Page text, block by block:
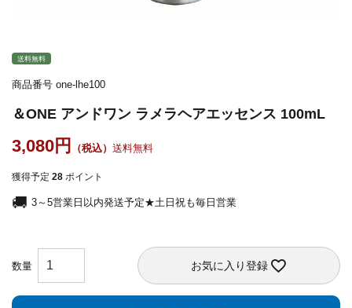
送料無料
商品番号 one-lhe100
＆ONE アンドワン ラメラヘアエッセンス 100mL
3,080 送料無料
獲得予定 28 ポイント
3～5営業日以内発送予定★土日祝も毎日営業
お気に入り登録